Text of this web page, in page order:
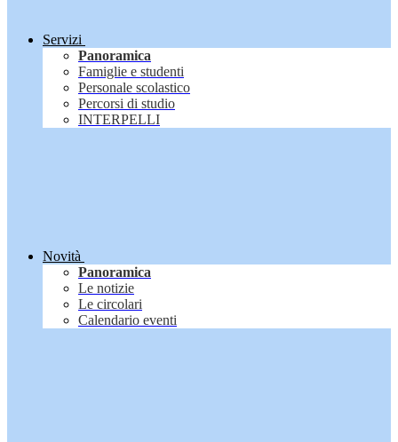
Servizi
Panoramica
Famiglie e studenti
Personale scolastico
Percorsi di studio
INTERPELLI
Novità
Panoramica
Le notizie
Le circolari
Calendario eventi